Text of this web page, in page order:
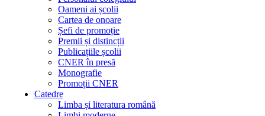
Oameni ai școlii
Cartea de onoare
Șefi de promoție
Premii și distincții
Publicațiile școlii
CNER în presă
Monografie
Promoții CNER
Catedre
Limba și literatura română